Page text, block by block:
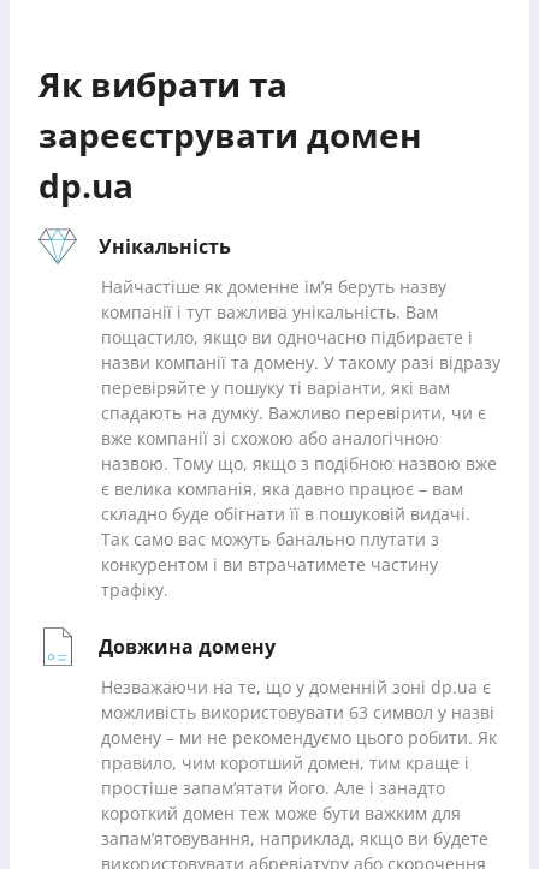
Як вибрати та
зареєструвати домен
dp.ua
Унікальність
Найчастіше як доменне ім’я беруть назву
компанії і тут важлива унікальність. Вам
пощастило, якщо ви одночасно підбираєте і
назви компанії та домену. У такому разі відразу
перевіряйте у пошуку ті варіанти, які вам
спадають на думку. Важливо перевірити, чи є
вже компанії зі схожою або аналогічною
назвою. Тому що, якщо з подібною назвою вже
є велика компанія, яка давно працює – вам
складно буде обігнати її в пошуковій видачі.
Так само вас можуть банально плутати з
конкурентом і ви втрачатимете частину
трафіку.
Довжина домену
Незважаючи на те, що у доменній зоні dp.ua є
можливість використовувати 63 символ у назві
домену – ми не рекомендуємо цього робити. Як
правило, чим коротший домен, тим краще і
простіше запам’ятати його. Але і занадто
короткий домен теж може бути важким для
запам’ятовування, наприклад, якщо ви будете
використовувати абревіатуру або скорочення